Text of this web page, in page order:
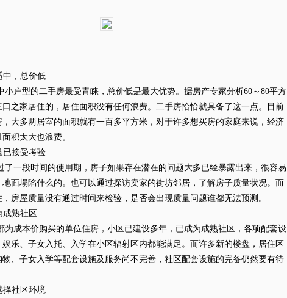
，总价低
型的二手房最受青睐，总价低是最大优势。据房产专家分析60～80平方
之家居住的，居住面积没有任何浪费。二手房恰恰就具备了这一点。目前
大多两居室的面积就有一百多平方米，对于许多想买房的家庭来说，经济
积太大也浪费。
接受考验
段时间的使用期，房子如果存在潜在的问题大多已经暴露出来，很容易
面塌陷什么的。也可以通过探访卖家的街坊邻居，了解房子质量状况。而
房屋质量没有通过时间来检验，是否会出现质量问题谁都无法预测。
熟社区
本价购买的单位住房，小区已建设多年，已成为成熟社区，各项配套设
乐、子女入托、入学在小区辐射区内都能满足。而许多新的楼盘，居住区
物、子女入学等配套设施及服务尚不完善，社区配套设施的完备仍然要有待
社区环境